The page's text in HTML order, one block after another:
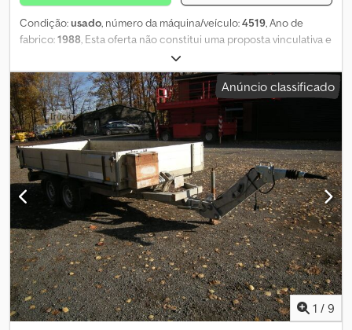
Condição:usado, número da máquina/veículo:4519, Ano de
fabrico:1988, Esta oferta não constitui uma proposta vinculativa e
pode conter erros. Não há garantia quanto a todas as
informações fornecidas. Esta oferta não constitui uma proposta
vinculativa e pode conter erros. Não há garantia quanto a todas
as informações fornecidas. Dsdszb Tuvepfx Ai Esck
Anúncio classificado
1 / 9